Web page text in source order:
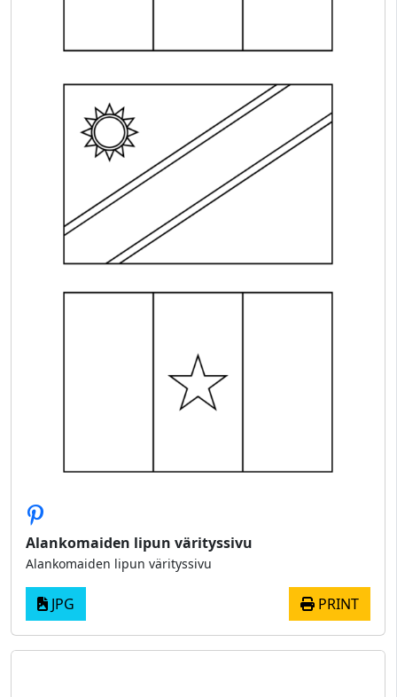
Alankomaiden lipun värityssivu
Alankomaiden lipun värityssivu
JPG PRINT